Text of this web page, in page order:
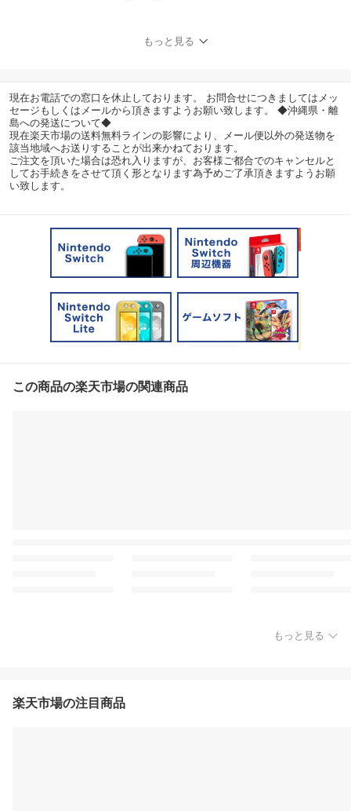
もっと見る
現在お電話での窓口を休止しております。 お問合せにつきましてはメッ
セージもしくはメールから頂きますようお願い致します。 ◆沖縄県・離
島への発送について◆
現在楽天市場の送料無料ラインの影響により、メール便以外の発送物を
該当地域へお送りすることが出来かねております。
ご注文を頂いた場合は恐れ入りますが、お客様ご都合でのキャンセルと
してお手続きをさせて頂く形となります為予めご了承頂きますようお願
い致します。
この商品の楽天市場の関連商品
もっと見る
楽天市場の注目商品